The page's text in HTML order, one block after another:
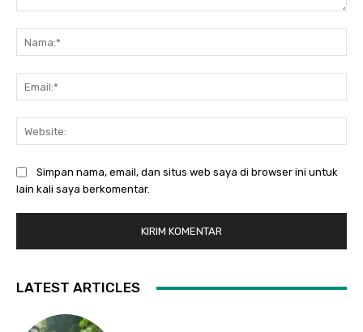
Simpan nama, email, dan situs web saya di browser ini untuk
lain kali saya berkomentar.
LATEST ARTICLES